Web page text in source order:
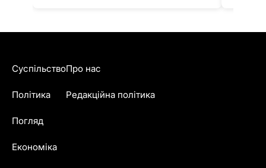
Суспільство
Політика
Погляд
Економіка
Про нас
Редакційна політика